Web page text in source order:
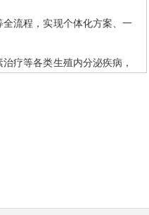
流程，实现个体化方案、一
疗等各类生殖内分泌疾病，